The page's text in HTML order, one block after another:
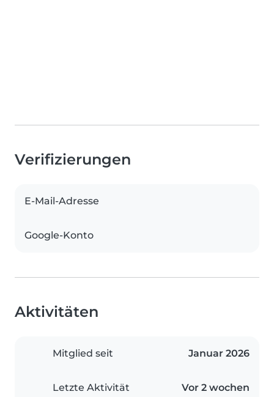
Verifizierungen
E-Mail-Adresse
Google-Konto
Aktivitäten
Mitglied seit Januar 2026
Letzte Aktivität Vor 2 wochen